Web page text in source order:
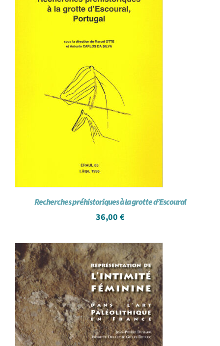
Recherches préhistoriques à la grotte d’Escoural
36,00 €